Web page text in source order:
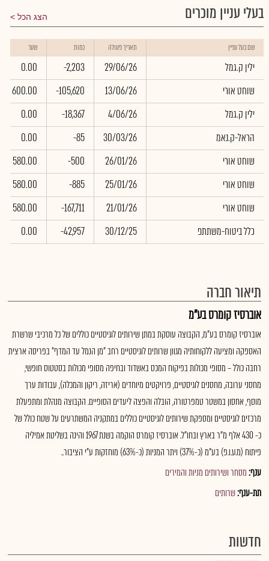
בעלי עניין מוכרים הצג הכל
שם בעל עניין תאריך פעולה כמות שער
ילין ק.גמל 29/06/26
-2,203
0.00
שוחט אורי
13/06/26
-105,620
600.00
ילין ק.גמל
4/06/26
-18,367
0.00
הראל-ק.נאמ
30/03/26
-85
0.00
שוחט אורי
26/01/26
-500
580.00
שוחט אורי
25/01/26
-885
580.00
שוחט אורי
21/01/26
-167,711
580.00
כלל ביטוח-משתתפ
30/12/25
-42,957
0.00
תיאור חברה
אוברסיז קומרס בע"מ
אוברסיז קומרס בע"מ, הקבוצה עוסקת במתן שירותים לוגיסטיים כוללים של כל מרכיבי שרשרת
האספקה ומציעה ללקוחותיה מגוון שרותים לוגיסטיים רחב "מן הנמל עד המדף" בפריסה ארצית
רחבה כולל – מסופי מכולות בפיקוח המכס באשדוד ובחיפה מסופי מכולות בסטטוס חופשי,
מחסני ערובה, מחסנים לוגיסטיים, פרויקטים מיוחדים (אריזה, ריקון והמכלה), עבודות ערך
מוסף, אחסון במשטר טמפרטורה, הובלה והפצה ליעדים הסופיים. הקבוצה מנהלת ומתפעלת
מרכזים לוגיסטיים ומספקת שירותים לוגיסטיים כוללים במתקניה המשתרעים על שטח כולל של
כ- 430 אלף מ"ר בארץ ובחו"ל. אוברסיז קומרס הוקמה בשנת 1967 והינה בשליטת אמיליה
פיתוח (מ.ע.ו.פ) בע"מ (כ-37%) ויתר המניות (כ-63%) מוחזקות ע"י הציבור..
ענף:מסחר ושירותים מניות והמירים
תת-ענף:שרותים
חדשות